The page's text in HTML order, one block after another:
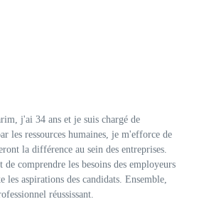
j'ai 34 ans et je suis chargé de
les ressources humaines, je m'efforce de
la différence au sein des entreprises.
comprendre les besoins des employeurs
les aspirations des candidats. Ensemble,
réussissant.